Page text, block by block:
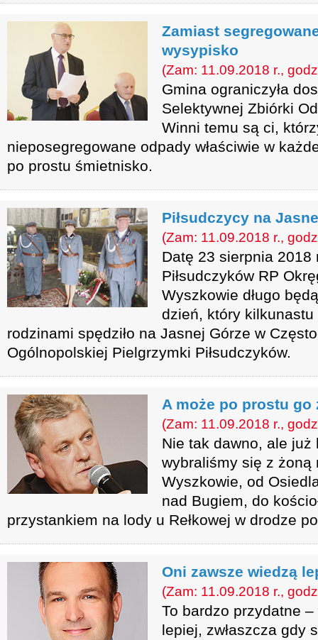
Zamiast
wysypisko
(Zam: 11.09.2018 r.,
Gmina ograniczyła
Selektywnej Zbiórki
Winni temu są ci,
nieposegregowane odpady właściwie w
po prostu śmietnisko.
Piłsudczycy na
(Zam: 11.09.2018 r.,
Datę 23 sierpnia 2018
Piłsudczyków RP
Wyszkowie długo
dzień, który kilkunastu
rodzinami spędziło na Jasnej Górze w
Ogólnopolskiej Pielgrzymki Piłsudczyków.
A może po prostu go
(Zam: 11.09.2018 r.,
Nie tak dawno, ale
wybraliśmy się z żoną
Wyszkowie, od
nad Bugiem, do
przystankiem na lody u Rełkowej w drodze
Oni zawsze wiedzą
(Zam: 11.09.2018 r.,
To bardzo przydatne
lepiej, zwłaszcza gdy